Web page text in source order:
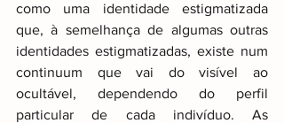
como uma identidade estigmatizada
que, à semelhança de algumas outras
identidades estigmatizadas, existe num
continuum que vai do visível ao
ocultável, dependendo do perfil
particular de cada indivíduo. As